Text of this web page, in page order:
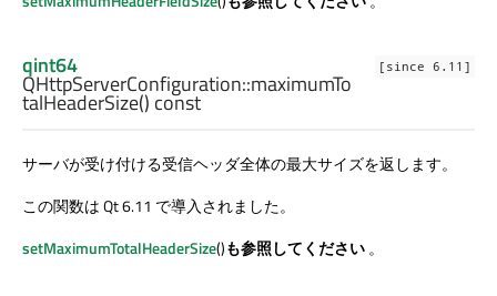
[since 6.11]
qint64
QHttpServerConfiguration::maximumTo
talHeaderSize() const
サーバが受け付ける受信ヘッダ全体の最大サイズを返します。
この関数は Qt 6.11 で導入されました。
setMaximumTotalHeaderSize()も参照してください。